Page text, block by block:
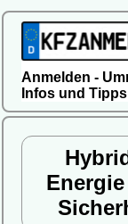
Anmelden -
Infos und